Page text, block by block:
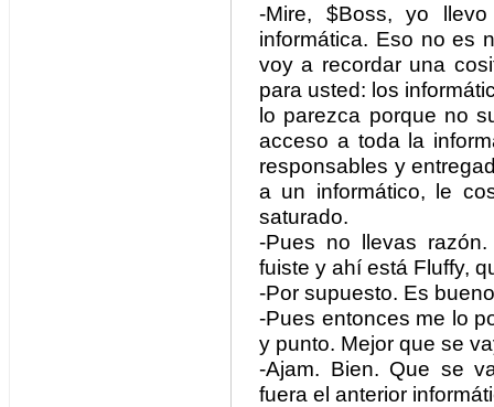
-Mire, $Boss, yo
informática. Eso no es
voy a recordar una
para usted: los
lo parezca porque no
acceso a toda la
responsables y
a un informático, le
saturado.
-Pues no llevas
fuiste y ahí está Fluffy,
-Por supuesto. Es
-Pues entonces me lo
y punto. Mejor que se
-Ajam. Bien. Que se
fuera el anterior